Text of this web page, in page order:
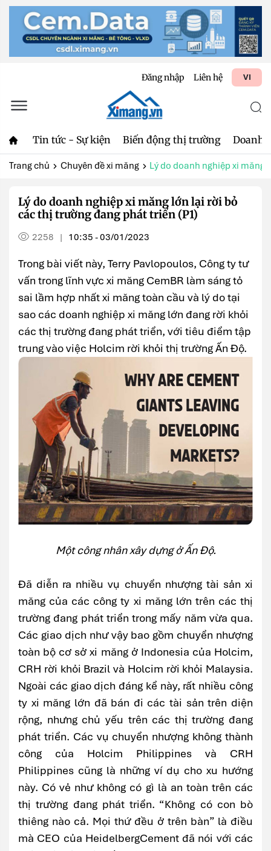
Đăng nhập Liên hệ VI
Tin tức - Sự kiện Biến động thị trường Doanh
Trang chủ Chuyên đề xi măng Lý do doanh nghiệp xi măng
Lý do doanh nghiệp xi măng lớn lại rời bỏ
các thị trường đang phát triển (P1)
2258 | 10:35 - 03/01/2023
Trong bài viết này, Terry Pavlopoulos, Công ty tư
vấn trong lĩnh vực xi măng CemBR làm sáng tỏ
sai lầm hợp nhất xi măng toàn cầu và lý do tại
sao các doanh nghiệp xi măng lớn đang rời khỏi
các thị trường đang phát triển, với tiêu điểm tập
trung vào việc Holcim rời khỏi thị trường Ấn Độ.
Một công nhân xây dựng ở Ấn Độ.
Đã diễn ra nhiều vụ chuyển nhượng tài sản xi
măng của các công ty xi măng lớn trên các thị
trường đang phát triển trong mấy năm vừa qua.
Các giao dịch như vậy bao gồm chuyển nhượng
toàn bộ cơ sở xi măng ở Indonesia của Holcim,
CRH rời khỏi Brazil và Holcim rời khỏi Malaysia.
Ngoài các giao dịch đáng kể này, rất nhiều công
ty xi măng lớn đã bán đi các tài sản trên diện
rộng, nhưng chủ yếu trên các thị trường đang
phát triển. Các vụ chuyển nhượng không thành
công của Holcim Philippines và CRH
Philippines cũng là những ví dụ cho xu hướng
này. Có vẻ như không có gì là an toàn trên các
thị trường đang phát triển. “Không có con bò
thiêng nào cả. Mọi thứ đều ở trên bàn” là điều
mà CEO của HeidelbergCement đã nói với các